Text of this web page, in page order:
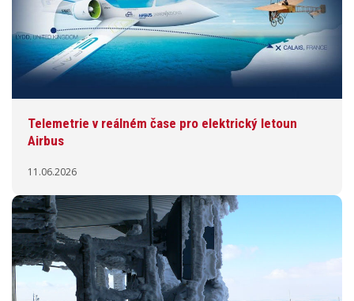
Telemetrie v reálném čase pro elektrický letoun
Airbus
11.06.2026